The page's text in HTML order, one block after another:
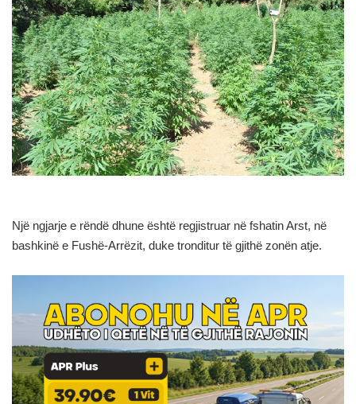
Një ngjarje e rëndë dhune është regjistruar në fshatin Arst, në
bashkinë e Fushë-Arrëzit, duke tronditur të gjithë zonën atje.